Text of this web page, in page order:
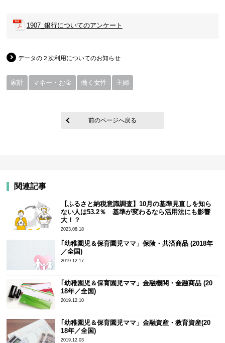
1907_銀行についてのアンケート
データの２次利用についてのお知らせ
家計 マネー・お金 働く女性 主婦
前のページへ戻る
関連記事
【ふるさと納税意識調査】10月の基準見直しを知ら
ない人は53.2％ 基準が変わるなら活用法にも影響
大！？
2023.08.18
｢幼稚園児＆保育園児ママ」保険・共済商品 (2018年
／全国)
2019.12.17
｢幼稚園児＆保育園児ママ」金融機関・金融商品 (20
18年／全国)
2019.12.10
｢幼稚園児＆保育園児ママ」金融資産・教育資産(20
18年／全国)
2019.12.03